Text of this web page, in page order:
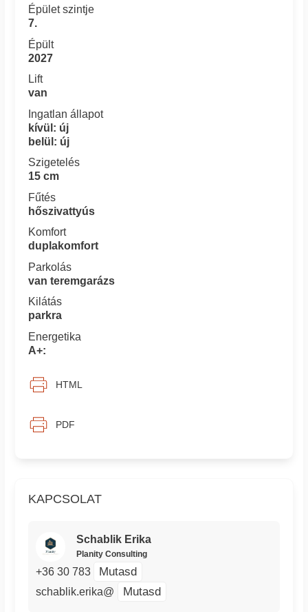
KAPCSOLAT
Schablik Erika
Planity Consulting
+36 30 783 Mutasd
schablik.erika@ Mutasd
Épület szintje
7.
Épült
2027
Lift
van
Ingatlan állapot
kívül: új
belül: új
Szigetelés
15 cm
Fűtés
hőszivattyús
Komfort
duplakomfort
Parkolás
van teremgarázs
Kilátás
parkra
Energetika
A+:
HTML
PDF